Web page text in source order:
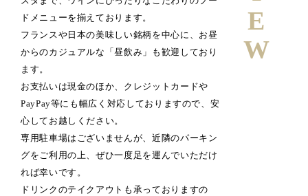
ドメニューを揃えております。
フランスや日本の美味しい銘柄を中心に、お昼
からのカジュアルな「昼飲み」も歓迎しており
ます。
お支払いは現金のほか、クレジットカードや
PayPay等にも幅広く対応しておりますので、安
心してお越しください。
専用駐車場はございませんが、近隣のパーキン
グをご利用の上、ぜひ一度足を運んでいただけ
れば幸いです。
ドリンクのテイクアウトも承っておりますの